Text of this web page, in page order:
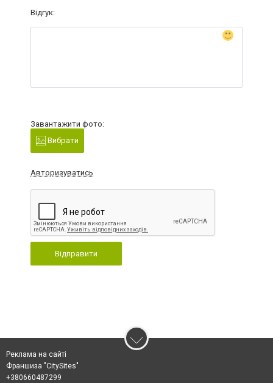
Відгук:
Завантажити фото:
Вибрати
Авторизуватись
Відправити
Реклама на сайті
Франшиза "CitySites"
+380660487299